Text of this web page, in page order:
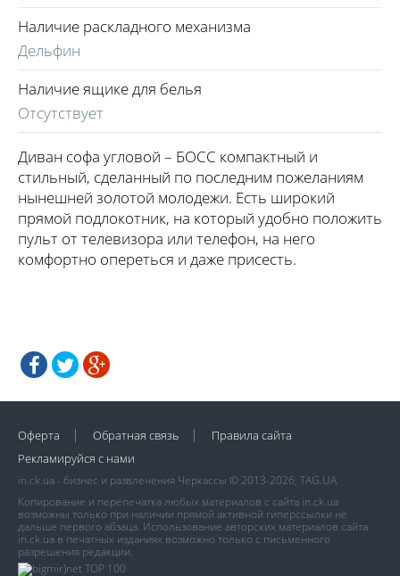
Наличие раскладного механизма
Дельфин
Наличие ящике для белья
Отсутствует
Диван софа угловой – БОСС компактный и
стильный, сделанный по последним пожеланиям
нынешней золотой молодежи. Есть широкий
прямой подлокотник, на который удобно положить
пульт от телевизора или телефон, на него
комфортно опереться и даже присесть.
Оферта Обратная связь
Правила сайта
Рекламируйся с нами
in.ck.ua - бизнес и развлечения Черкассы © 2013-2026, TAG.UA
Копирование и перепечатка любых материалов с сайта in.ck.ua
возможны только при наличии прямой активной гиперссылки не
дальше первого абзаца. Использование авторских материалов сайта
in.ck.ua в печатных изданиях возможно только с письменного
разрешения редакции.